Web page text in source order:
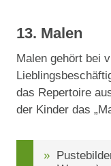
13. Malen
Malen gehört bei
das Repertoire
der Kinder das